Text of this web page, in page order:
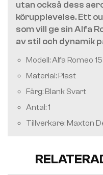
utan också dess
körupplevelse. Ett
som vill ge sin Alfa
av stil och dynamik
Modell: Alfa Romeo
Material: Plast
Färg: Blank Svart
Antal: 1
Tillverkare: Maxton